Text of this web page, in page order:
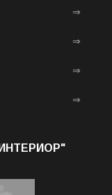
⇒
⇒
⇒
⇒